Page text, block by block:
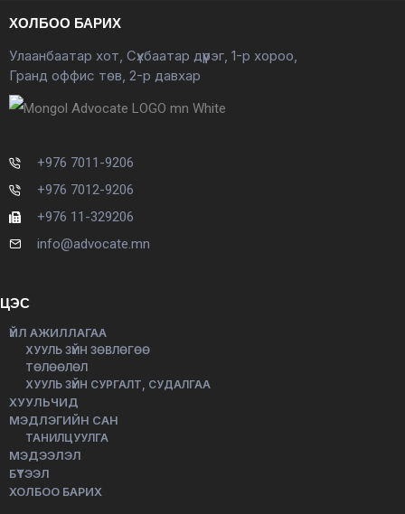
ХОЛБОО БАРИХ
Улаанбаатар хот, Сүхбаатар дүүрэг, 1-р хороо,
Гранд оффис төв, 2-р давхар
+976 7011-9206
+976 7012-9206
+976 11-329206
info@advocate.mn
ЦЭС
ҮЙЛ АЖИЛЛАГАА
ХУУЛЬ ЗҮЙН ЗӨВЛӨГӨӨ
ТӨЛӨӨЛӨЛ
ХУУЛЬ ЗҮЙН СУРГАЛТ, СУДАЛГАА
ХУУЛЬЧИД
МЭДЛЭГИЙН САН
ТАНИЛЦУУЛГА
МЭДЭЭЛЭЛ
БҮТЭЭЛ
ХОЛБОО БАРИХ